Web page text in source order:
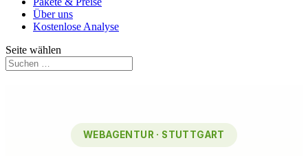
Über uns
Kostenlose Analyse
Seite wählen
WEBAGENTUR · STUTTGART